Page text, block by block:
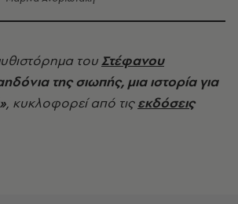
τουΣτέφανου
της σιωπής, μια ιστορία για
, κυκλοφορεί από τιςεκδόσεις